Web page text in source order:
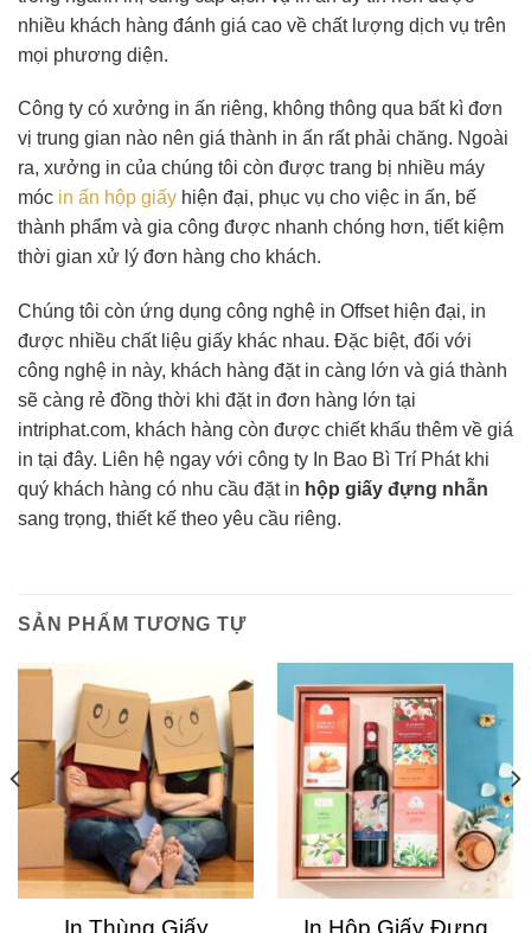
nhiều khách hàng đánh giá cao về chất lượng dịch vụ trên
mọi phương diện.
Công ty có xưởng in ấn riêng, không thông qua bất kì đơn
vị trung gian nào nên giá thành in ấn rất phải chăng. Ngoài
ra, xưởng in của chúng tôi còn được trang bị nhiều máy
móc in ấn hộp giấy hiện đại, phục vụ cho việc in ấn, bế
thành phẩm và gia công được nhanh chóng hơn, tiết kiệm
thời gian xử lý đơn hàng cho khách.
Chúng tôi còn ứng dụng công nghệ in Offset hiện đại, in
được nhiều chất liệu giấy khác nhau. Đặc biệt, đối với
công nghệ in này, khách hàng đặt in càng lớn và giá thành
sẽ càng rẻ đồng thời khi đặt in đơn hàng lớn tại
intriphat.com, khách hàng còn được chiết khấu thêm về giá
in tại đây. Liên hệ ngay với công ty In Bao Bì Trí Phát khi
quý khách hàng có nhu cầu đặt in hộp giấy đựng nhẫn
sang trọng, thiết kế theo yêu cầu riêng.
SẢN PHẨM TƯƠNG TỰ
In Thùng Giấy
In Hộp Giấy Đựng